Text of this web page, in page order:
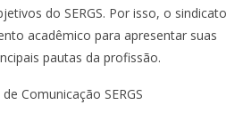
do SERGS. Por isso, o sindicato
acadêmico para apresentar suas
pautas da profissão.
Comunicação SERGS